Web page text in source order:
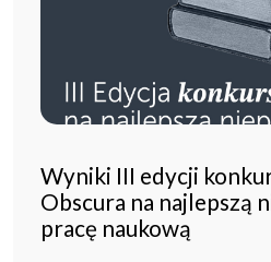
Wyniki III edycji
Obscura na najlepszą
pracę naukową